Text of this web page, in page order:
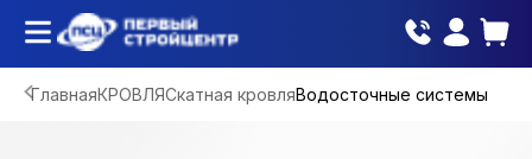
ГлавнаяКРОВЛЯСкатная кровляВодосточные системы